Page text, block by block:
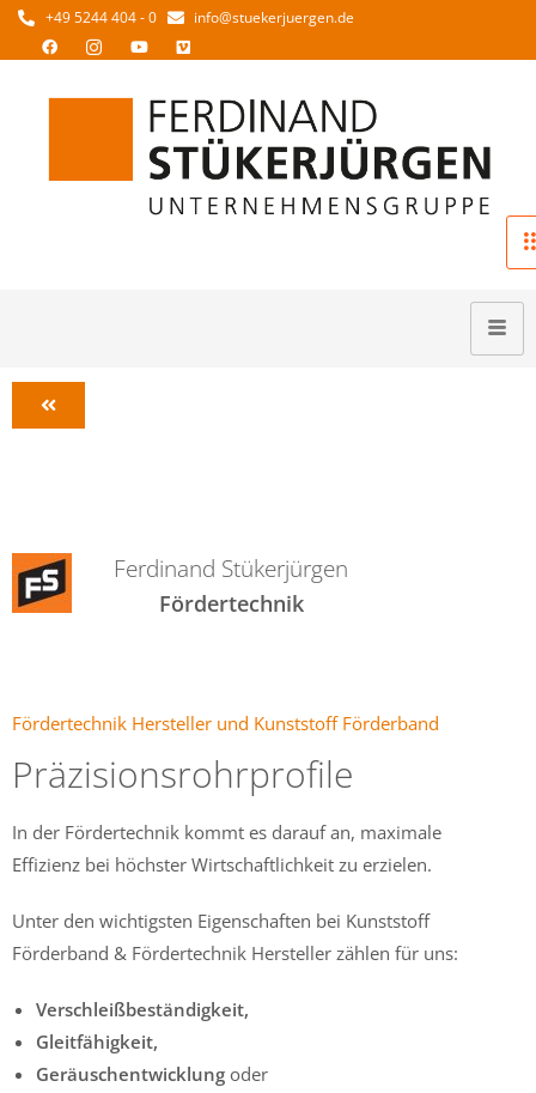
+49 5244 404 - 0 info@stuekerjuergen.de
Ferdinand Stükerjürgen
Fördertechnik
Fördertechnik Hersteller und Kunststoff Förderband
Präzisionsrohrprofile
In der Fördertechnik kommt es darauf an, maximale
Effizienz bei höchster Wirtschaftlichkeit zu erzielen.
Unter den wichtigsten Eigenschaften bei Kunststoff
Förderband & Fördertechnik Hersteller zählen für uns:
Verschleißbeständigkeit,
Gleitfähigkeit,
Geräuschentwicklung oder